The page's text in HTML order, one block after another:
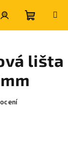
PřihlášeníNákupní
košík
lišta